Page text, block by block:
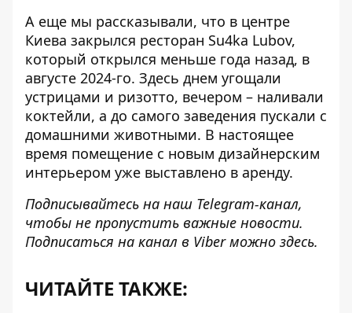
А еще мы рассказывали, что в центре
Киева закрылся ресторан Su4ka Lubov,
который открылся меньше года назад, в
августе 2024-го. Здесь днем ​​угощали
устрицами и ризотто, вечером – наливали
коктейли, а до самого заведения пускали с
домашними животными. В настоящее
время помещение с новым дизайнерским
интерьером уже выставлено в аренду.
Подписывайтесь на наш Telegram-канал,
чтобы не пропустить важные новости.
Подписаться на канал в Viber можно здесь.
ЧИТАЙТЕ ТАКЖЕ: